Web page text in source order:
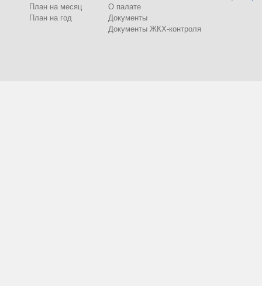
План на месяц
План на год
О палате
Документы
Документы ЖКХ-контроля